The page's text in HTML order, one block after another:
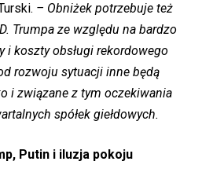
– Obniżek potrzebuje też
Trumpa ze względu na bardzo
i koszty obsługi rekordowego
rozwoju sytuacji inne będą
i związane z tym oczekiwania
spółek giełdowych.
Putin i iluzja pokoju